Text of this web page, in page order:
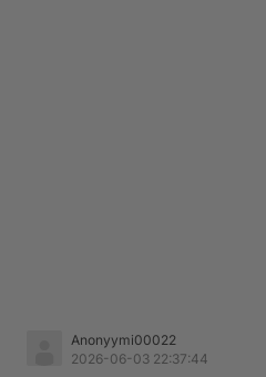
Anonyymi00022
2026-06-03 22:37:44